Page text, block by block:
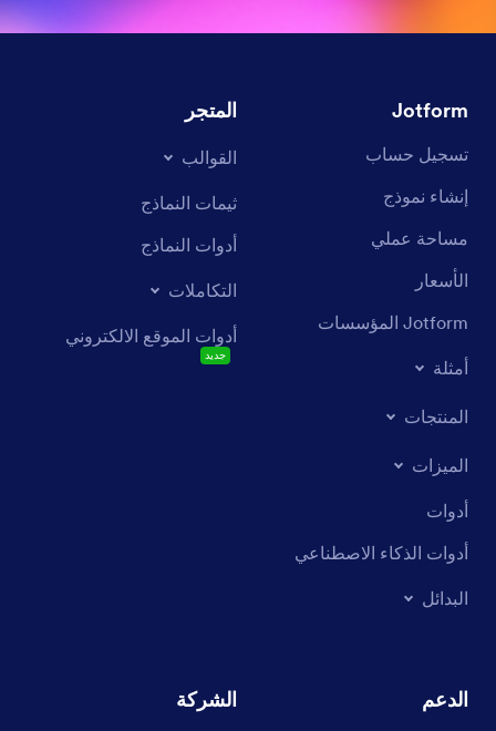
Jotform
تسجيل حساب
إنشاء نموذج
مساحة عملي
الأسعار
Jotform المؤسسات
أمثلة
المنتجات
الميزات
أدوات
أدوات الذكاء الاصطناعي
البدائل
المتجر
القوالب
ثيمات النماذج
أدوات النماذج
التكاملات
أدوات الموقع الالكتروني
جديد
الدعم الشركة